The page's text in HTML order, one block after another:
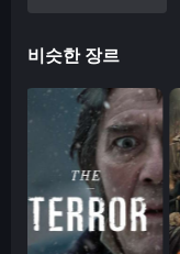
비슷한 장르